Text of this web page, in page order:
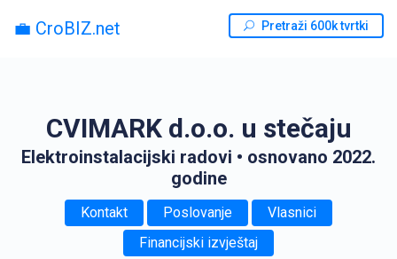
💼 CroBIZ.net Pretraži 600k tvrtki
CVIMARK d.o.o. u stečaju
Elektroinstalacijski radovi • osnovano 2022.
godine
Kontakt Poslovanje
Vlasnici
Financijski izvještaj